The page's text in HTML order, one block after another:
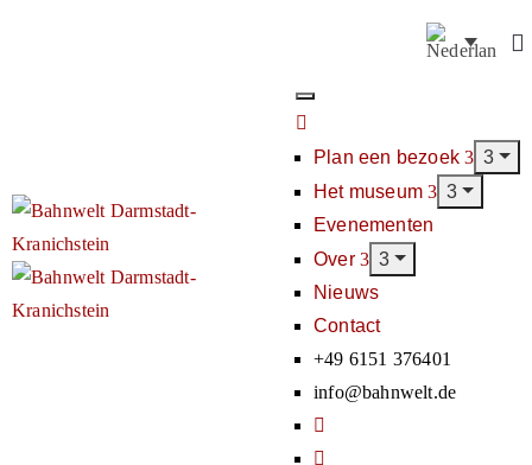
Plan een bezoek
Het museum
Evenementen
Over
Nieuws
Contact
+49 6151 376401
info@bahnwelt.de